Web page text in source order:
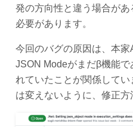
発の方向性と違う場合が
必要があります。
今回のバグの原因は、本
JSON Modeがまだβ機能
れていたことが関係して
は変えないように、修正方